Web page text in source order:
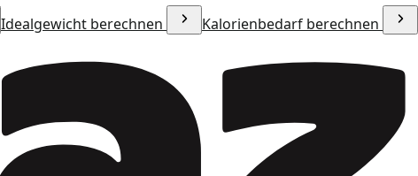
Idealgewicht berechnen Kalorienbedarf berechnen